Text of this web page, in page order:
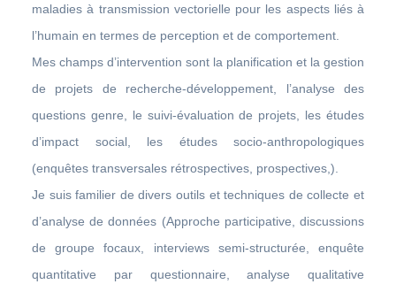
maladies à transmission vectorielle pour les aspects liés à
l’humain en termes de perception et de comportement.
Mes champs d’intervention sont la planification et la gestion
de projets de recherche-développement, l’analyse des
questions genre, le suivi-évaluation de projets, les études
d’impact social, les études socio-anthropologiques
(enquêtes transversales rétrospectives, prospectives,).
Je suis familier de divers outils et techniques de collecte et
d’analyse de données (Approche participative, discussions
de groupe focaux, interviews semi-structurée, enquête
quantitative par questionnaire, analyse qualitative